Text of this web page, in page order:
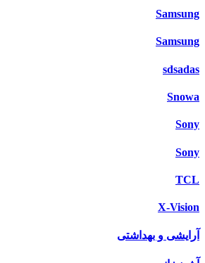
Samsung
Samsung
sdsadas
Snowa
Sony
Sony
TCL
X-Vision
آرایشی و بهداشتی